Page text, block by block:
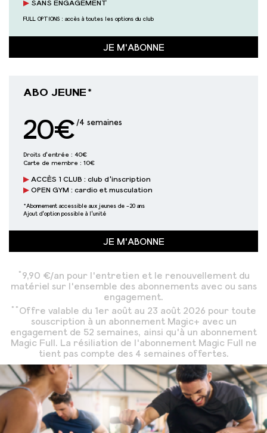
SANS ENGAGEMENT
FULL OPTIONS : accès à toutes les options du club
JE M'ABONNE
ABO JEUNE*
20€ /4 semaines
Droits d'entrée : 40€
Carte de membre : 10€
ACCÈS 1 CLUB : club d'inscription
OPEN GYM : cardio et musculation
*Abonnement accessible aux jeunes de -20 ans
Ajout d'option possible à l'unité
JE M'ABONNE
* 9,90 €/an pour l'entretien et le renouvellement du
matériel sur l'ensemble des abonnements avec ou sans
engagement.
** Offre valable du 1er août au 23 août 2026 pour toute
souscription à un abonnement Magic+ avec un
engagement de 52 semaines, ainsi qu'à un abonnement
Magic Full. La résiliation de l'abonnement Magic Full ne
tient pas compte des 4 semaines offertes.